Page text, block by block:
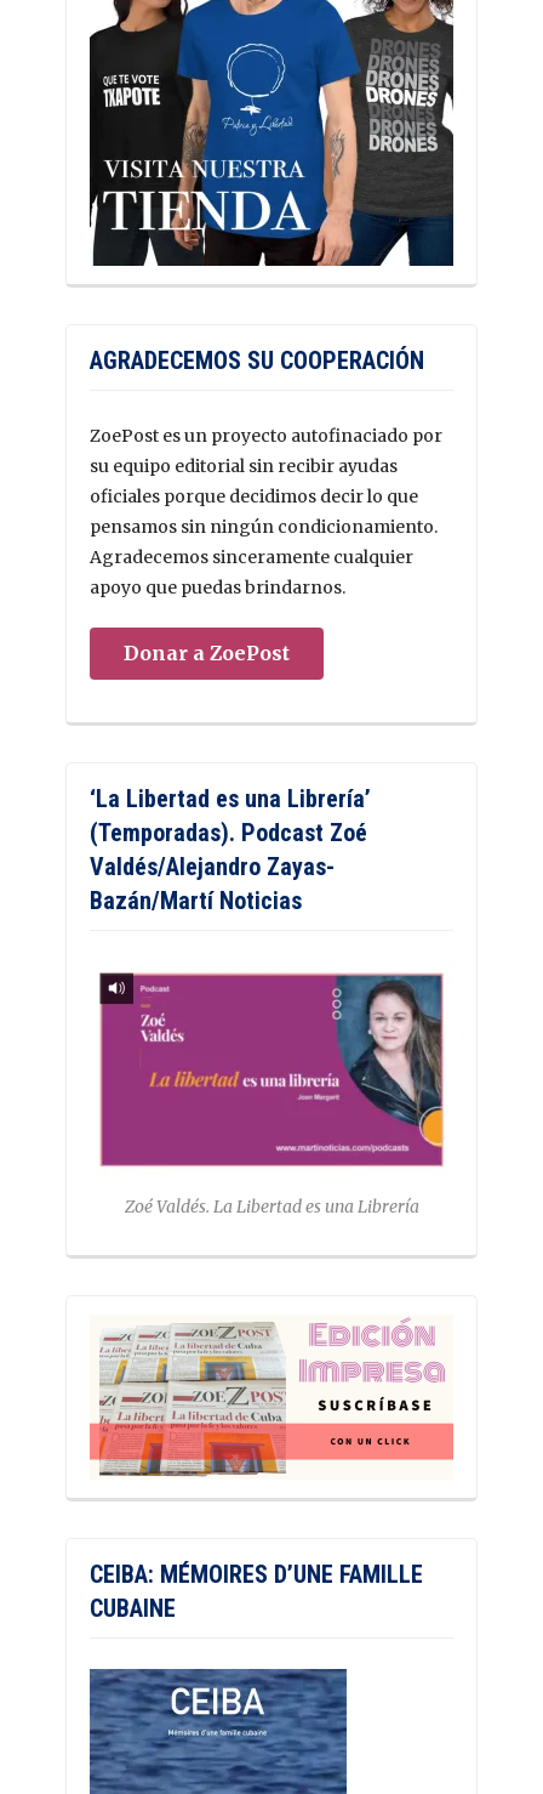
AGRADECEMOS SU COOPERACIÓN
ZoePost es un proyecto autofinaciado por
su equipo editorial sin recibir ayudas
oficiales porque decidimos decir lo que
pensamos sin ningún condicionamiento.
Agradecemos sinceramente cualquier
apoyo que puedas brindarnos.
Donar a ZoePost
‘La Libertad es una Librería’
(Temporadas). Podcast Zoé
Valdés/Alejandro Zayas-
Bazán/Martí Noticias
Zoé Valdés. La Libertad es una Librería
CEIBA: MÉMOIRES D’UNE FAMILLE
CUBAINE